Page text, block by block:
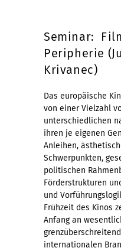
Seminar:
Peripherie
Krivanec)
Das europäische
von einer Vielzahl
unterschiedlichen
ihren je eigenen
Anleihen,
Schwerpunkten,
politischen
Förderstrukturen
und
Frühzeit des Kinos
Anfang an
internationalen